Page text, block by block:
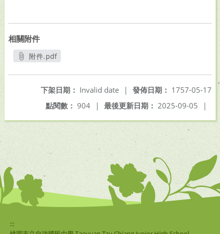
相關附件
附件.pdf
發佈日期： 1757-05-17
下架日期： Invalid date
|
最後更新日期： 2025-09-05 |
點閱數： 904 |
:::